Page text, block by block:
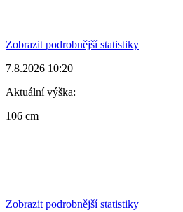
Zobrazit podrobnější statistiky
7.8.2026 10:20
Aktuální výška:
106 cm
Zobrazit podrobnější statistiky